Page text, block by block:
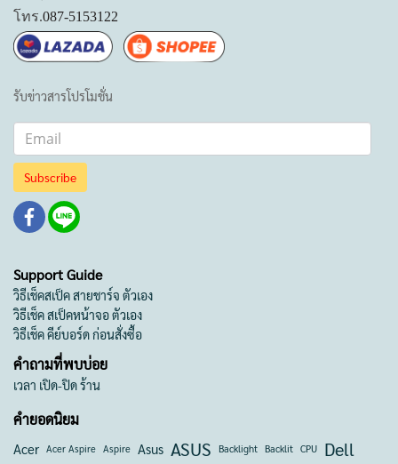
โทร.087-5153122
รับข่าวสารโปรโมชั่น
Subscribe
Support Guide
วิธีเช็คสเป็ค สายชาร์จ ตัวเอง
วิธีเช็ค สเป็คหน้าจอ ตัวเอง
วิธีเช็ค คีย์บอร์ด ก่อนสั่งซื้อ
คำถามที่พบบ่อย
เวลา เปิด-ปิด ร้าน
คำยอดนิยม
Acer Acer Aspire Aspire Asus ASUS Backlight Backlit CPU Dell